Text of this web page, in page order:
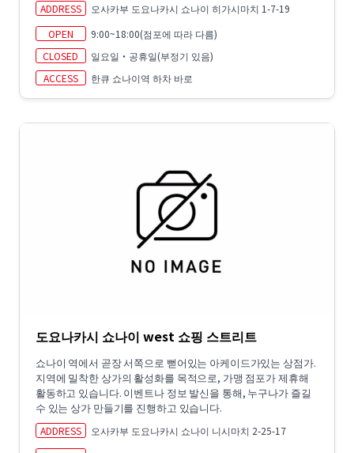
ADDRESS
오사카부 도요나카시 쇼나이 히가시마치 1-7-19
OPEN
9:00~18:00(점포에 따라 다름)
CLOSED
일요일・공휴일(부정기 있음)
ACCESS
한큐 쇼나이역 하차 바로
도요나카시 쇼나이 west 쇼핑 스트리트
쇼나이 역에서 곧장 서쪽으로 뻗어있는 아케이드가있는 상점가.
지역에 밀착한 상가의 활성화를 목적으로, 가맹 점포가 제휴해
활동하고 있습니다. 이벤트나 정보 발신을 통해, 누구나가 즐길
수 있는 상가 만들기를 진행하고 있습니다.
ADDRESS
오사카부 도요나카시 쇼나이 니시마치 2-25-17